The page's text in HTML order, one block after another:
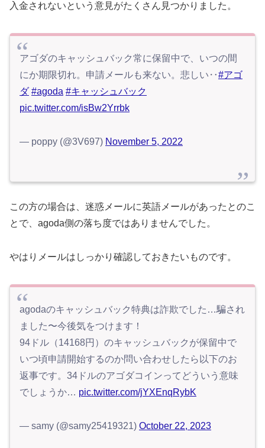
入金されないという意見がたくさん見つかりました。
アゴダのキャッシュバック常に保留中で、いつの間
にか期限切れ。申請メールも来ない。悲しい‥#アゴ
ダ #agoda #キャッシュバック
pic.twitter.com/isBw2Yrrbk
— poppy (@3V697) November 5, 2022
この方の場合は、迷惑メールに英語メールがあったとのこ
とで、agoda側の落ち度ではありませんでした。
やはりメールはしっかり確認しておきたいものです。
agodaのキャッシュバック特典は詐欺でした…騙され
ました〜今後気をつけます！
94ドル（14168円）のキャッシュバックが保留中で
いつ頃申請開始するのか問い合わせしたら以下のお
返事です。34ドルのアゴダコインってどういう意味
でしょうか… pic.twitter.com/jYXEnqRybK
— samy (@samy25419321) October 22, 2023